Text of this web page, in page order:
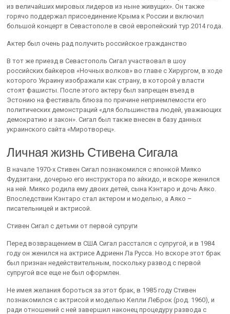
из величайших мировых лидеров из ныне живущих». Он также
горячо поддержал присоединение Крыма к России и включил
большой концерт в Севастополе в свой европейский тур 2014 года.
Актер был очень рад получить российское гражданство
В тот же приезд в Севастополь Сигал участвовал в шоу
российских байкеров «Ночных волков» во главе с Хирургом, в ходе
которого Украину изображали как страну, в которой у власти
стоят фашисты. После этого актеру был запрещен въезд в
Эстонию на фестиваль блюза по причине неприемлемости его
политических демонстраций «для большинства людей, уважающих
демократию и закон». Сигал был также внесен в базу данных
украинского сайта «Миротворец».
Личная жизнь Стивена Сигала
В начале 1970-х Стивен Сигал познакомился с японкой Мияко
Фудзитани, дочерью его инструктора по айкидо, и вскоре женился
на ней. Мияко родила ему двоих детей, сына Кэнтаро и дочь Аяко.
Впоследствии Кэнтаро стал актером и моделью, а Аяко –
писательницей и актрисой.
Стивен Сигал с детьми от первой супруги
Перед возвращением в США Сигал расстался с супругой, и в 1984
году он женился на актрисе Адриенн Ла Русса. Но вскоре этот брак
был признан недействительным, поскольку развод с первой
супругой все еще не был оформлен.
Не имея желания бороться за этот брак, в 1985 году Стивен
познакомился с актрисой и моделью Келли ЛеБрок (род. 1960), и
ради отношений с ней завершил наконец процедуру развода с